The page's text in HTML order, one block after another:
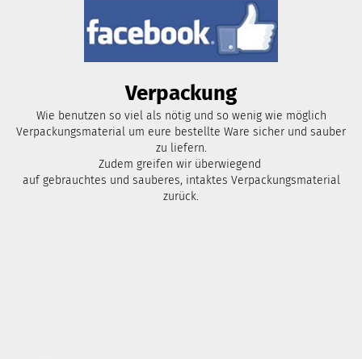
Verpackung
Wie benutzen so viel als nötig und so wenig wie möglich
Verpackungsmaterial um eure bestellte Ware sicher und sauber
zu liefern.
Zudem greifen wir überwiegend
auf gebrauchtes und sauberes, intaktes Verpackungsmaterial
zurück.